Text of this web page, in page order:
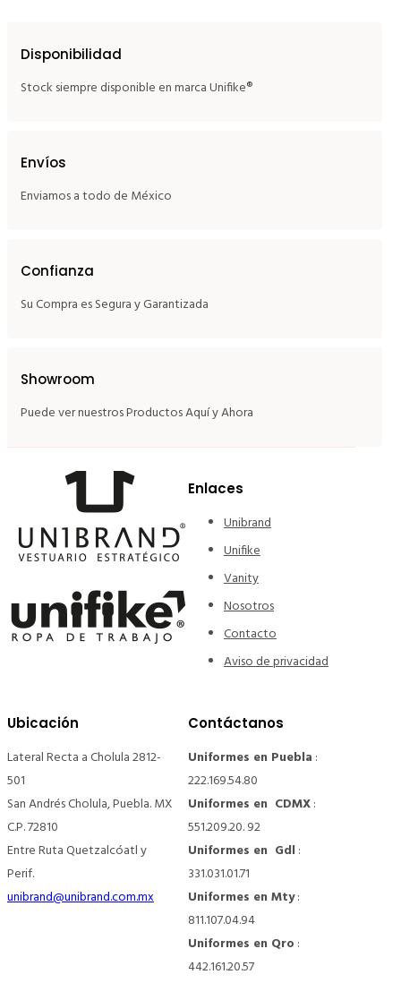
Disponibilidad
Stock siempre disponible en marca Unifike®
Envíos
Enviamos a todo de México
Confianza
Su Compra es Segura y Garantizada
Showroom
Puede ver nuestros Productos Aquí y Ahora
Enlaces
Unibrand
Unifike
Vanity
Nosotros
Contacto
Aviso de privacidad
Ubicación
Lateral Recta a Cholula 2812-
501
San Andrés Cholula, Puebla. MX
C.P. 72810
Entre Ruta Quetzalcóatl y
Perif.
unibrand@unibrand.com.mx
Contáctanos
Uniformes en Puebla :
222.169.54.80
Uniformes en CDMX:
551.209.20. 92
Uniformes en Gdl :
331.031.01.71
Uniformes en Mty:
811.107.04.94
Uniformes en Qro :
442.161.20.57